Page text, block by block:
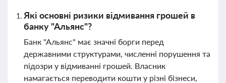
Які основні ризики відмивання грошей в
банку "Альянс"?
Банк "Альянс" має значні борги перед
державними структурами, численні порушення та
підозри у відмиванні грошей. Власник
намагається переводити кошти у різні бізнеси,